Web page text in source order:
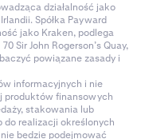
działalność jako
Spółka Payward
jako Kraken, podlega
Sir John Rogerson’s Quay,
powiązane zasady i
informacyjnych i nie
produktów finansowych
stakowania lub
realizacji określonych
będzie podejmować